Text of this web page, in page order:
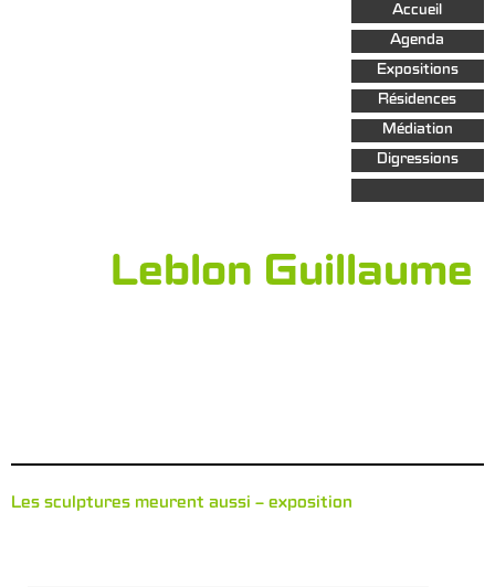
Aller au
contenu
principal
Accueil
Agenda
Expositions
Résidences
Médiation
Digressions
Leblon Guillaume
Les sculptures meurent aussi – exposition